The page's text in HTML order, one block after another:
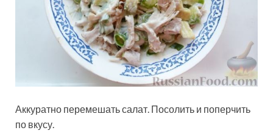
Аккуратно перемешать салат. Посолить и поперчить
по вкусу.